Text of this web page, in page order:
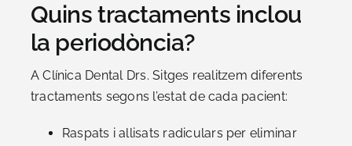
Quins tractaments inclou
la periodòncia?
A Clínica Dental Drs. Sitges realitzem diferents
tractaments segons l’estat de cada pacient:
Raspats i allisats radiculars per eliminar